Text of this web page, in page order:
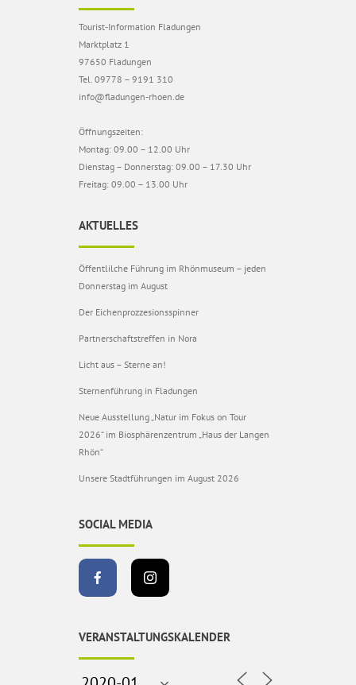
Tourist-Information Fladungen
Marktplatz 1
97650 Fladungen
Tel. 09778 – 9191 310
info@fladungen-rhoen.de
Öffnungszeiten:
Montag: 09.00 – 12.00 Uhr
Dienstag – Donnerstag: 09.00 – 17.30 Uhr
Freitag: 09.00 – 13.00 Uhr
AKTUELLES
Öffentlilche Führung im Rhönmuseum – jeden
Donnerstag im August
Der Eichenprozzesionsspinner
Partnerschaftstreffen in Nora
Licht aus – Sterne an!
Sternenführung in Fladungen
Neue Ausstellung „Natur im Fokus on Tour
2026“ im Biosphärenzentrum „Haus der Langen
Rhön“
Unsere Stadtführungen im August 2026
SOCIAL MEDIA
VERANSTALTUNGSKALENDER